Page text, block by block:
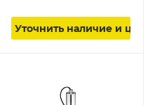
Уточнить наличие и цену